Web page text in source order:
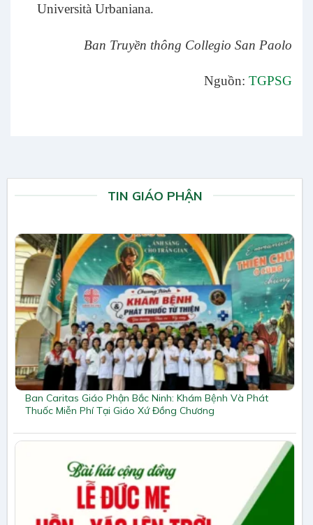
Università Urbaniana.
Ban Truyền thông Collegio San Paolo
Nguồn: TGPSG
TIN GIÁO PHẬN
Ban Caritas Giáo Phận Bắc Ninh: Khám Bệnh Và Phát
Thuốc Miễn Phí Tại Giáo Xứ Đồng Chương